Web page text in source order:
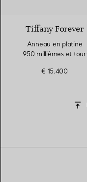
Tiffany Forever
Anneau en platine
950 millièmes et tour
Largeur
€ 15.400